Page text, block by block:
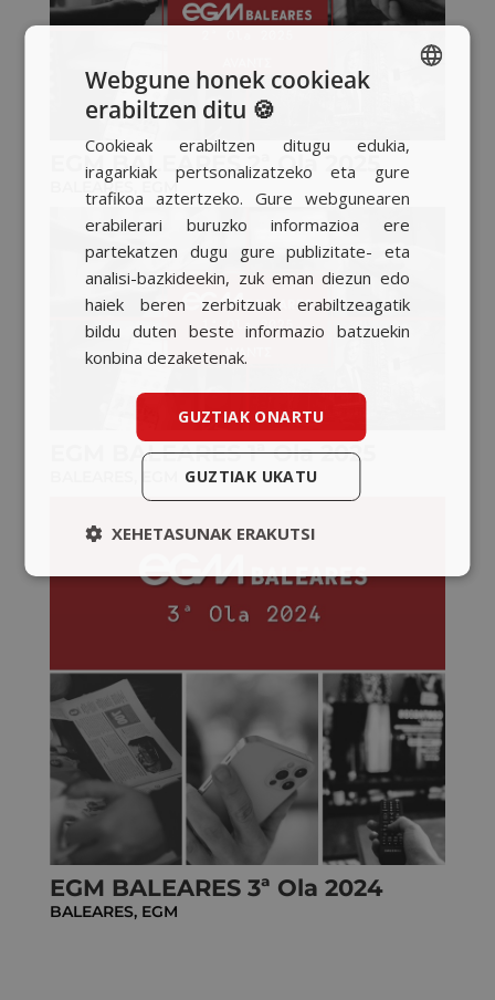
EGM BALEARES 2ª Ola 2025
BALEARES EGM
EGM BALEARES 1ª Ola 2025
EGM BALEARES 3ª Ola 2024
BALEARES, EGM
BASQUE
CATALAN
ENGLISH
Webgune honek cookieak
erabiltzen ditu 🍪
Cookieak erabiltzen ditugu edukia,
iragarkiak pertsonalizatzeko eta gure
trafikoa aztertzeko. Gure webgunearen
erabilerari buruzko informazioa ere
partekatzen dugu gure publizitate- eta
analisi-bazkideekin, zuk eman diezun edo
haiek beren zerbitzuak erabiltzeagatik
bildu duten beste informazio batzuekin
konbina dezaketenak.
GUZTIAK ONARTU
GUZTIAK UKATU
XEHETASUNAK ERAKUTSI